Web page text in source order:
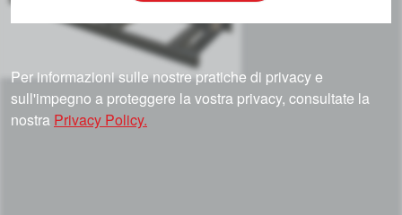
Per informazioni sulle nostre pratiche di privacy e
sull'impegno a proteggere la vostra privacy, consultate la
nostra Privacy Policy.